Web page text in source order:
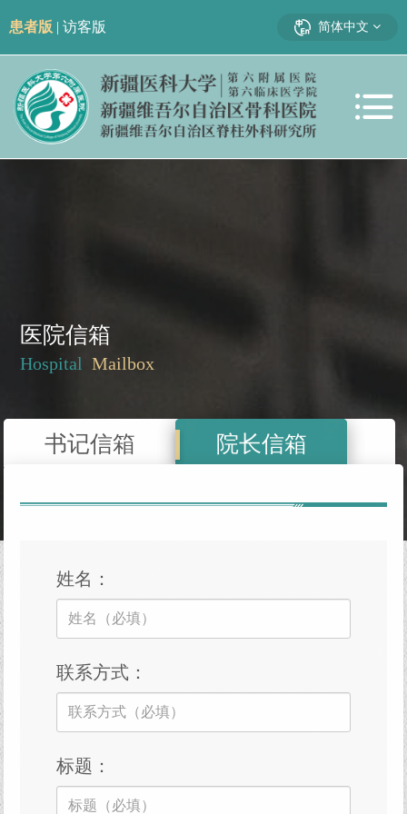
患者版 | 访客版 简体中文
医院信箱
Hospital Mailbox
书记信箱 院长信箱
姓名：
联系方式：
标题：